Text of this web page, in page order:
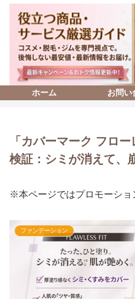
ホーム お問い
「カバーマーク フロ
検証：シミが消えて、
※本ページではプロモーショ
ファンデーション